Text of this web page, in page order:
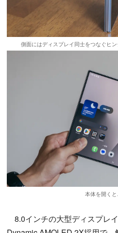
側面にはディスプレイ同士をつなぐヒ
本体を開く
8.0インチの大型ディスプレ